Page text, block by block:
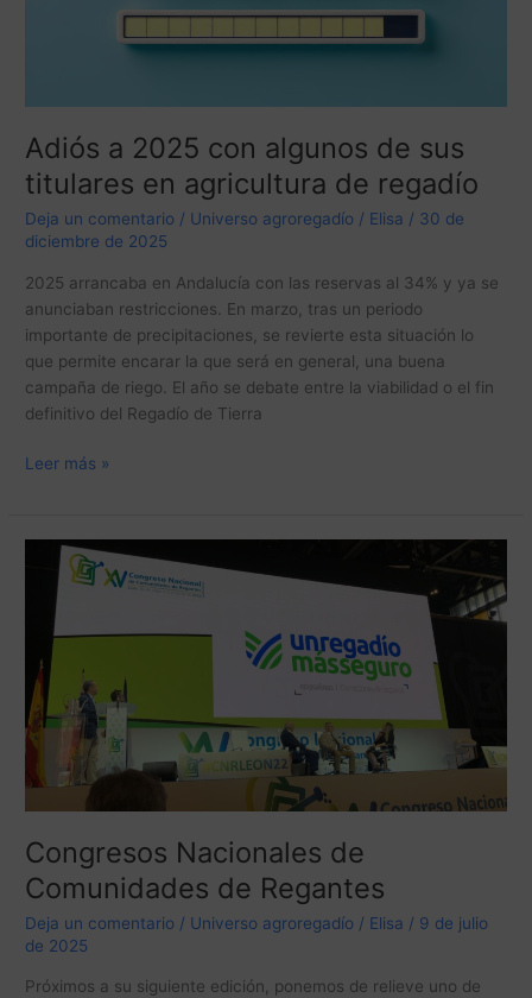
Adiós a 2025 con algunos de sus
titulares en agricultura de regadío
Deja un comentario / Universo agroregadío / Elisa / 30 de
diciembre de 2025
2025 arrancaba en Andalucía con las reservas al 34% y ya se
anunciaban restricciones. En marzo, tras un periodo
importante de precipitaciones, se revierte esta situación lo
que permite encarar la que será en general, una buena
campaña de riego. El año se debate entre la viabilidad o el fin
definitivo del Regadío de Tierra
de
regadío
Leer más »
Congresos Nacionales de
Comunidades de Regantes
Deja un comentario / Universo agroregadío / Elisa / 9 de julio
de 2025
Próximos a su siguiente edición, ponemos de relieve uno de
Congresos
Nacionales
Comunidades
de
Regantes